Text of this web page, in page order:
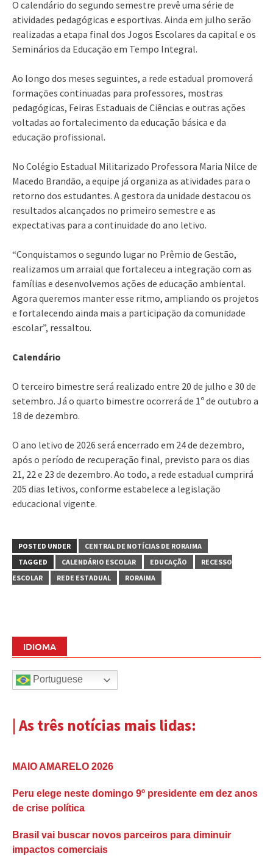
O calendário do segundo semestre prevê uma série de
atividades pedagógicas e esportivas. Ainda em julho serão
realizadas a etapa final dos Jogos Escolares da capital e os
Seminários da Educação em Tempo Integral.
Ao longo dos meses seguintes, a rede estadual promoverá
formações continuadas para professores, mostras
pedagógicas, Feiras Estaduais de Ciências e outras ações
voltadas ao fortalecimento da educação básica e da
educação profissional.
No Colégio Estadual Militarizado Professora Maria Nilce de
Macedo Brandão, a equipe já organiza as atividades para o
retorno dos estudantes. A gestora da unidade destacou os
resultados alcançados no primeiro semestre e as
expectativas para a continuidade do ano letivo.
“Conquistamos o segundo lugar no Prêmio de Gestão,
realizamos um arraial que fortaleceu a integração com as
famílias e desenvolvemos ações de educação ambiental.
Agora queremos manter esse ritmo, ampliando os projetos
e fortalecendo ainda mais a participação da comunidade
escolar”, ressaltou.
Calendário
O terceiro bimestre será realizado entre 20 de julho e 30 de
setembro. Já o quarto bimestre ocorrerá de 1º de outubro a
18 de dezembro.
O ano letivo de 2026 será encerrado em 24 de dezembro,
após o período de recuperação final, previsto para os dias
21, 22 e 23 de dezembro. Ao todo, a rede estadual cumprirá
205 dias letivos, conforme estabelece a legislação
educacional vigente.
POSTED UNDER
CENTRAL DE NOTÍCIAS DE RORAIMA
TAGGED
CALENDÁRIO ESCOLAR EDUCAÇÃO
RECESSO
ESCOLAR
REDE ESTADUAL RORAIMA
IDIOMA
Portuguese
| As três notícias mais lidas:
MAIO AMARELO 2026
Peru elege neste domingo 9º presidente em dez anos
de crise política
Brasil vai buscar novos parceiros para diminuir
impactos comerciais